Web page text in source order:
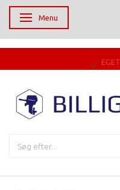
Skifte navigation
Menu